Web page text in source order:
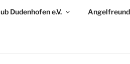
Dudenhofen e.V.